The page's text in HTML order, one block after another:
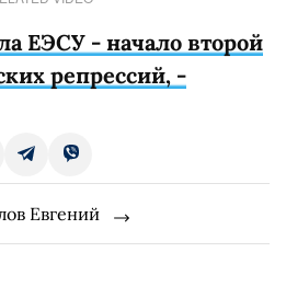
ЕЭСУ - начало второй
репрессий, -
Евгений